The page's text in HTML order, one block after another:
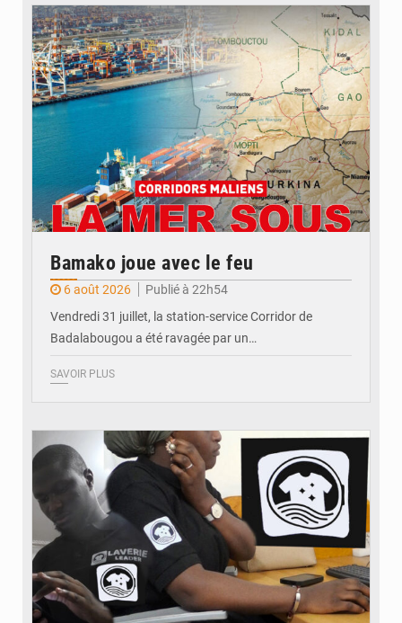
© JDM
Bamako joue avec le feu
6 août 2026
Publié à 22h54
Vendredi 31 juillet, la station-service Corridor de
Badalabougou a été ravagée par un…
SAVOIR PLUS